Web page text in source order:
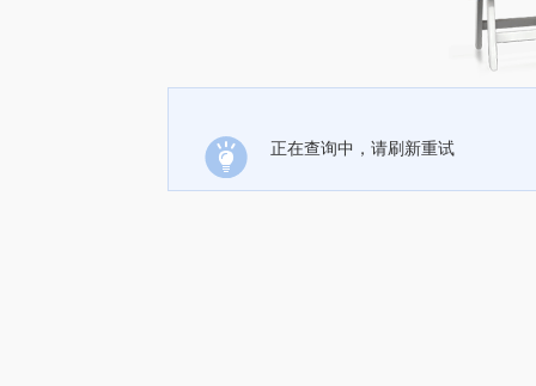
正在查询中，请刷新重试